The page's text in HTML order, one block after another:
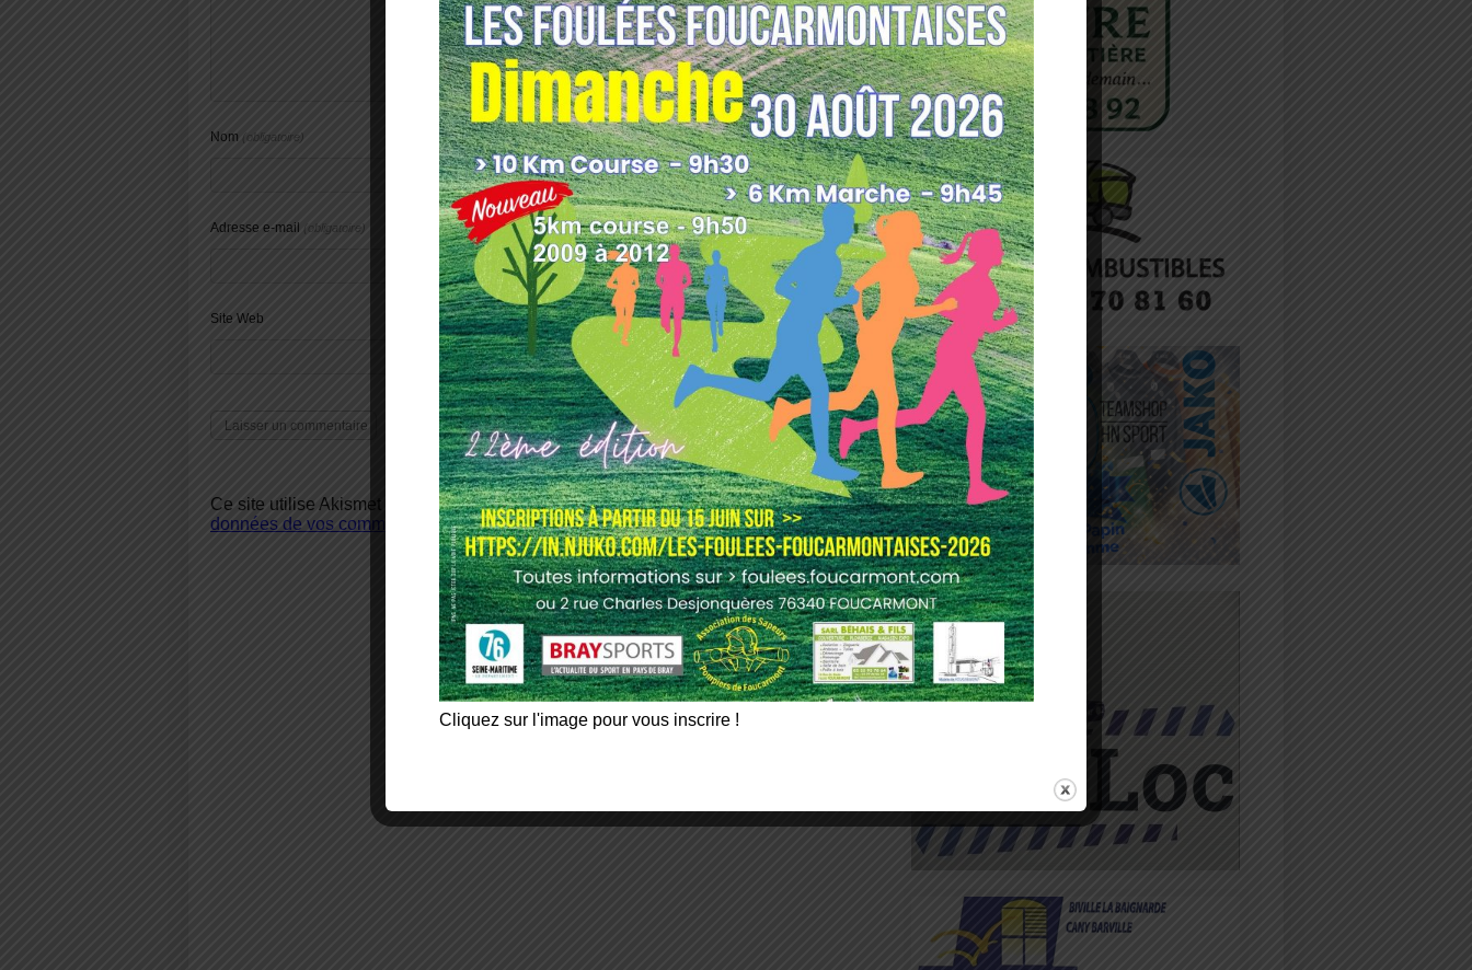
Nom (obligatoire)
Adresse e-mail (obligatoire)
Site Web
Ce site utilise Akismet pour réduire les indésirables.En savoir plus sur comment les
données de vos commentaires sont utilisées.
Cliquez sur l'image pour vous inscrire !